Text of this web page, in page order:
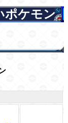
ポケモン